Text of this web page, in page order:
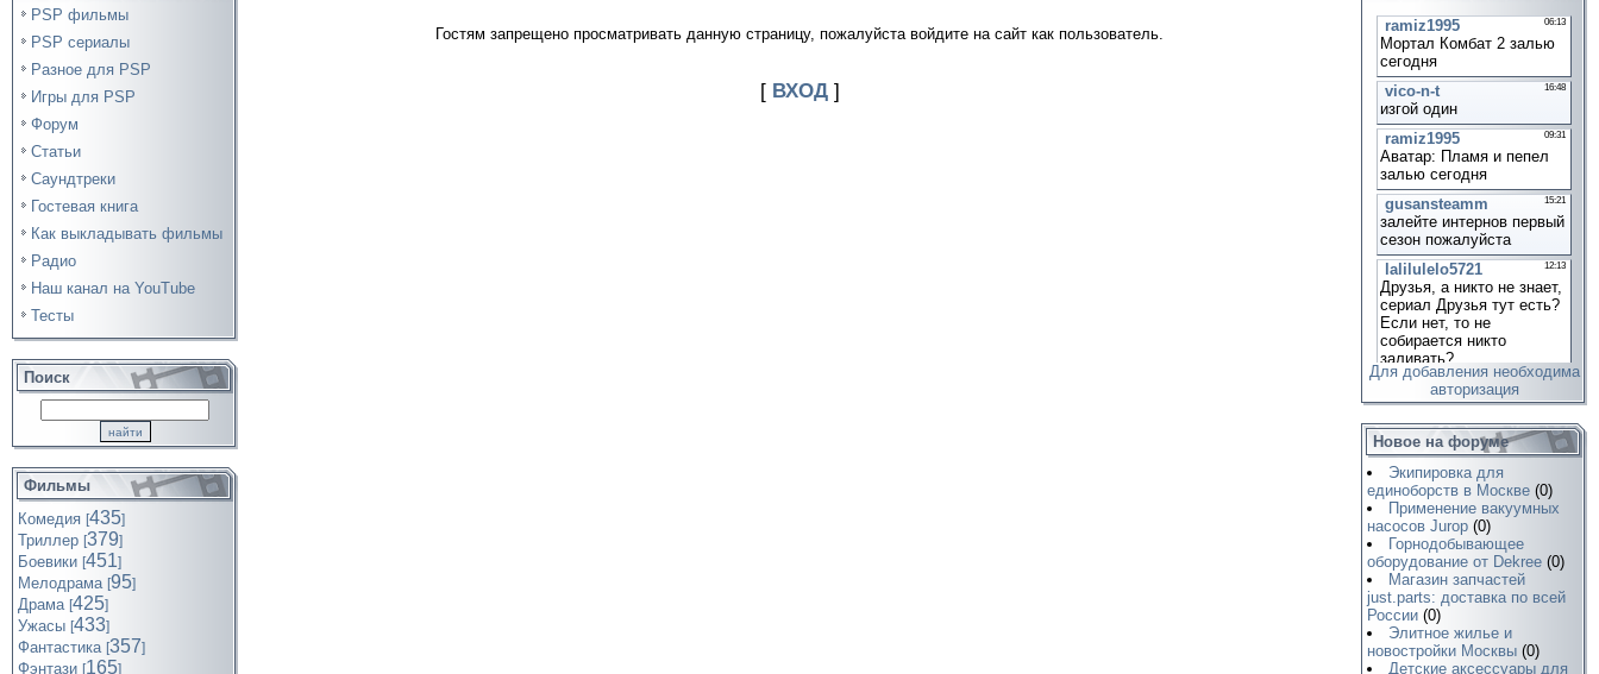
PSP фильмы
PSP сериалы
Разное для PSP
Игры для PSP
Форум
Статьи
Саундтреки
Гостевая книга
Как выкладывать фильмы
Радио
Наш канал на YouTube
Тесты
Поиск
Фильмы
Комедия [435]
Триллер [379]
Боевики [451]
Мелодрама [95]
Драма [425]
Ужасы [433]
Фантастика [357]
Фэнтази [165]
Гостям запрещено просматривать данную страницу, пожалуйста войдите на сайт как пользователь.
[ ВХОД]
Для добавления необходима
авторизация
Новое на форуме
Экипировка для
единоборств в Москве (0)
Применение вакуумных
насосов Jurop (0)
Горнодобывающее
оборудование от Dekree (0)
Магазин запчастей
just.parts: доставка по всей
России (0)
Элитное жилье и
новостройки Москвы (0)
Детские аксессуары для